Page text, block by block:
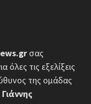
σας
τις εξελίξεις
της ομάδας
Γιάννης